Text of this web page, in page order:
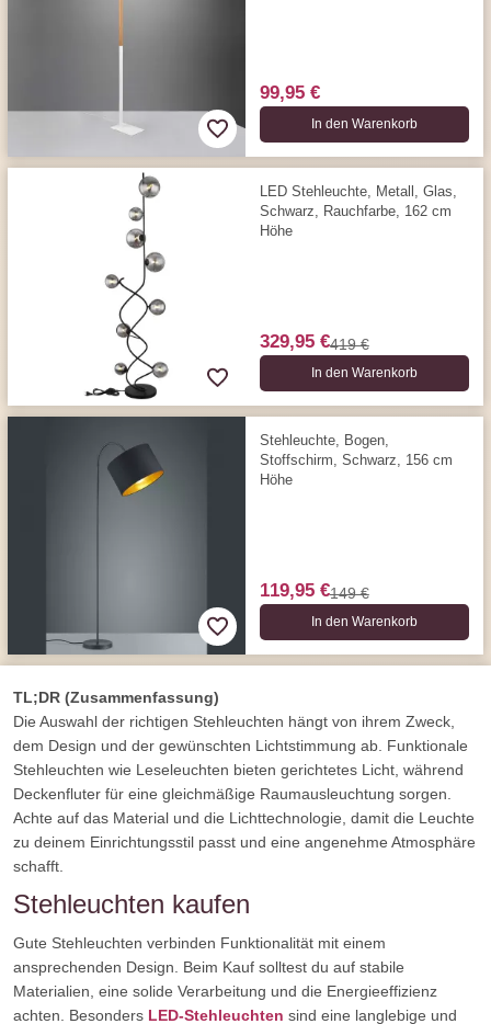
99,95 €
In den Warenkorb
LED Stehleuchte, Metall, Glas,
Schwarz, Rauchfarbe, 162 cm
Höhe
329,95 €419 €
In den Warenkorb
Stehleuchte, Bogen,
Stoffschirm, Schwarz, 156 cm
Höhe
119,95 €149 €
In den Warenkorb
TL;DR (Zusammenfassung)
Die Auswahl der richtigen Stehleuchten hängt von ihrem Zweck,
dem Design und der gewünschten Lichtstimmung ab. Funktionale
Stehleuchten wie Leseleuchten bieten gerichtetes Licht, während
Deckenfluter für eine gleichmäßige Raumausleuchtung sorgen.
Achte auf das Material und die Lichttechnologie, damit die Leuchte
zu deinem Einrichtungsstil passt und eine angenehme Atmosphäre
schafft.
Stehleuchten kaufen
Gute Stehleuchten verbinden Funktionalität mit einem
ansprechenden Design. Beim Kauf solltest du auf stabile
Materialien, eine solide Verarbeitung und die Energieeffizienz
achten. Besonders LED-Stehleuchten sind eine langlebige und